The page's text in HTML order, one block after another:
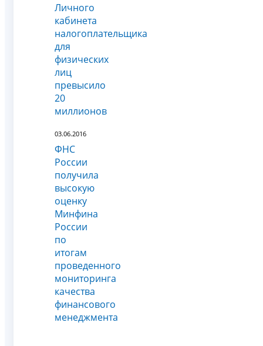
Личного
кабинета
налогоплательщика
для
физических
лиц
превысило
20
миллионов
03.06.2016
ФНС
России
получила
высокую
оценку
Минфина
России
по
итогам
проведенного
мониторинга
качества
финансового
менеджмента